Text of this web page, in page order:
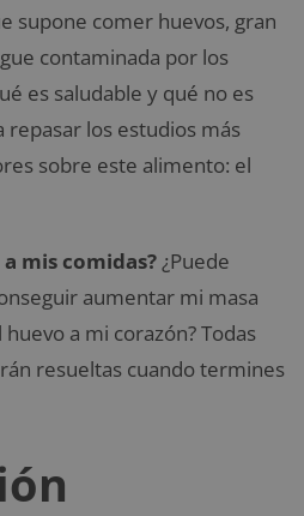
supone comer huevos, gran
contaminada por los
es saludable y qué no es
repasar los estudios más
sobre este alimento: el
mis comidas? ¿Puede
aumentar mi masa
a mi corazón? Todas
resueltas cuando termines